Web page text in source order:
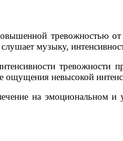
тревожностью
музыку,
тревожности
ощущения невысокой
на эмоциональном и